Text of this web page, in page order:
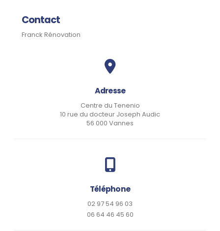
Contact
Franck Rénovation
Adresse
Centre du Tenenio
10 rue du docteur Joseph Audic
56 000 Vannes
Téléphone
02 97 54 96 03
06 64 46 45 60